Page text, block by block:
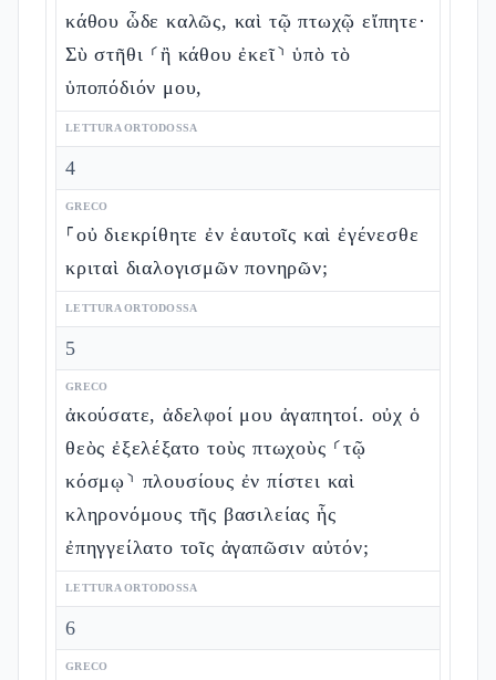
κάθου ὧδε καλῶς, καὶ τῷ πτωχῷ εἴπητε·
Σὺ στῆθι ⸂ἢ κάθου ἐκεῖ⸃ ὑπὸ τὸ
ὑποπόδιόν μου,
LETTURA ORTODOSSA
4
GRECO
⸀οὐ διεκρίθητε ἐν ἑαυτοῖς καὶ ἐγένεσθε
κριταὶ διαλογισμῶν πονηρῶν;
LETTURA ORTODOSSA
5
GRECO
ἀκούσατε, ἀδελφοί μου ἀγαπητοί. οὐχ ὁ
θεὸς ἐξελέξατο τοὺς πτωχοὺς ⸂τῷ
κόσμῳ⸃ πλουσίους ἐν πίστει καὶ
κληρονόμους τῆς βασιλείας ἧς
ἐπηγγείλατο τοῖς ἀγαπῶσιν αὐτόν;
LETTURA ORTODOSSA
6
GRECO